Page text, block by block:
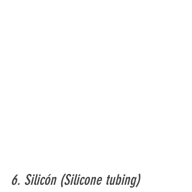
6. Silicón (Silicone tubing)